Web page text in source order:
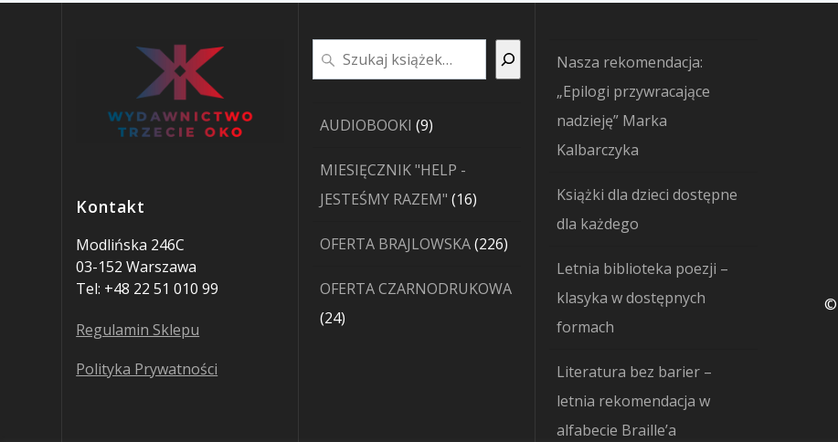
Kontakt
Modlińska 246C
03-152 Warszawa
Tel: +48 22 51 010 99
Regulamin Sklepu
Polityka Prywatności
AUDIOBOOKI 99
MIESIĘCZNIK "HELP -
JESTEŚMY RAZEM" 1616
OFERTA BRAJLOWSKA 226226
produktów
OFERTA CZARNODRUKOWA
2424
Nasza rekomendacja:
„Epilogi przywracające
nadzieję” Marka
Kalbarczyka
Książki dla dzieci dostępne
dla każdego
Letnia biblioteka poezji –
klasyka w dostępnych
formach
Literatura bez barier –
letnia rekomendacja w
alfabecie Braille’a
©